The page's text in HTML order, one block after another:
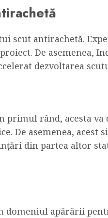
scut antirachetă.
De asemenea,
dezvoltarea
rând, acesta va
De asemenea, acest
din partea altor
apărării